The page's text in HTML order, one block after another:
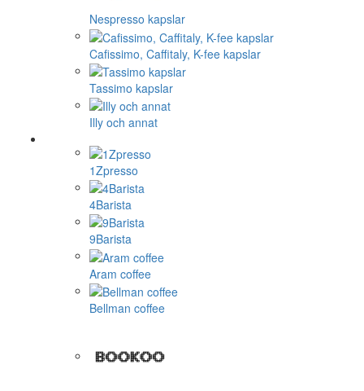
Nespresso kapslar
Cafissimo, Caffitaly, K-fee kapslar
Tassimo kapslar
Illy och annat
1Zpresso
4Barista
9Barista
Aram coffee
Bellman coffee